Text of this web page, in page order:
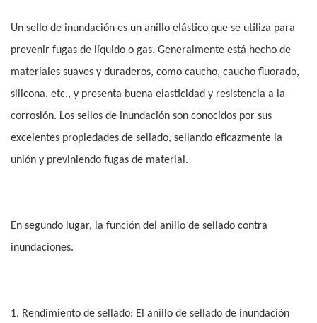
Un sello de inundación es un anillo elástico que se utiliza para
prevenir fugas de líquido o gas. Generalmente está hecho de
materiales suaves y duraderos, como caucho, caucho fluorado,
silicona, etc., y presenta buena elasticidad y resistencia a la
corrosión. Los sellos de inundación son conocidos por sus
excelentes propiedades de sellado, sellando eficazmente la
unión y previniendo fugas de material.
En segundo lugar, la función del anillo de sellado contra
inundaciones.
1. Rendimiento de sellado: El anillo de sellado de inundación